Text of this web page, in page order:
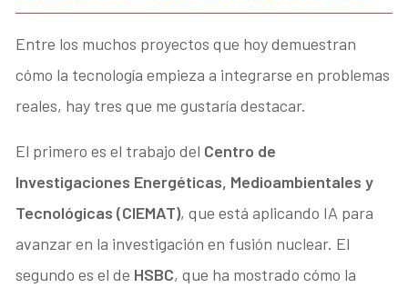
Entre los muchos proyectos que hoy demuestran
cómo la tecnología empieza a integrarse en problemas
reales, hay tres que me gustaría destacar.
El primero es el trabajo del Centro de
Investigaciones Energéticas, Medioambientales y
Tecnológicas (CIEMAT), que está aplicando IA para
avanzar en la investigación en fusión nuclear. El
segundo es el de HSBC, que ha mostrado cómo la